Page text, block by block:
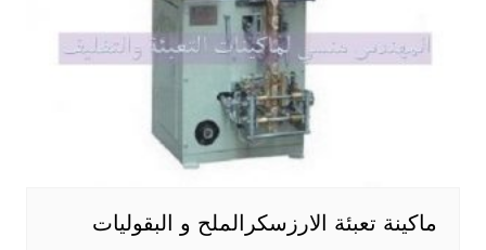
ماكينة تعبئة الارزسكرالملح و البقوليات